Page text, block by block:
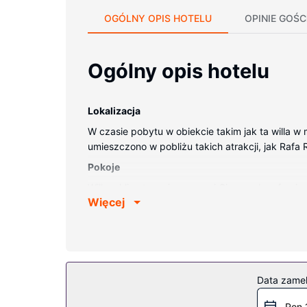
OGÓLNY OPIS HOTELU OPINIE
Ogólny opis hotelu
Lokalizacja
W czasie pobytu w obiekcie takim jak ta willa w
umieszczono w pobliżu takich atrakcji, jak Rafa
Pokoje
Bezpłatny bezprzewodowy dostęp do internetu
oferuje również udogodnienia takie jak
wahadłowy autobus kursujący do pobliskich
Więcej
Data